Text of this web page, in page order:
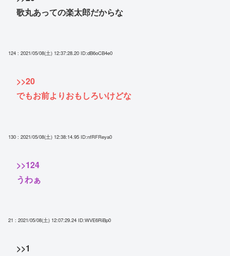
歌丸あっての楽太郎だからな
124 : 2021/05/08(土) 12:37:28.20 ID:dB6oCB4e0
>>20
でもお前よりおもしろいけどな
130 : 2021/05/08(土) 12:38:14.95 ID:nfRFReya0
>>124
うわぁ
21 : 2021/05/08(土) 12:07:29.24 ID:WVE6RiBp0
>>1